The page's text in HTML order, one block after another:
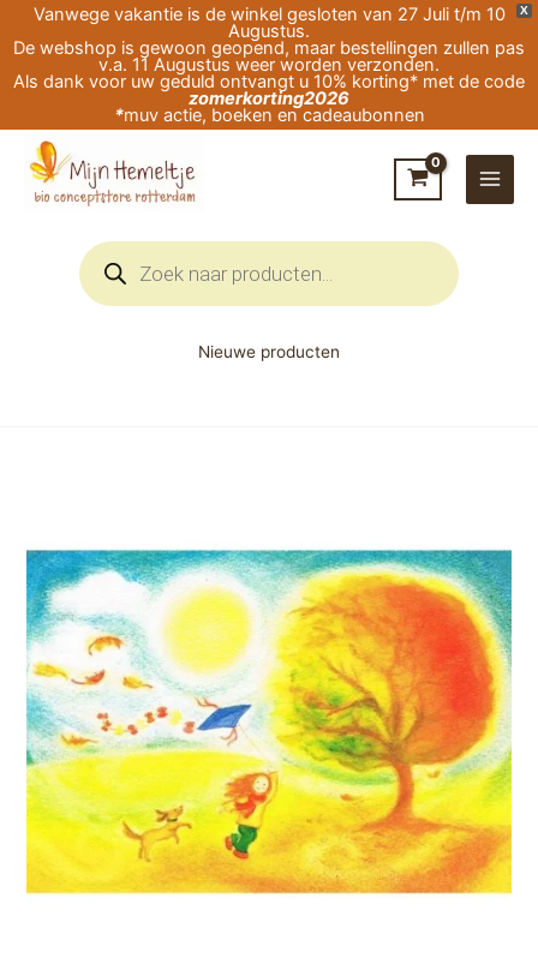
X
Vanwege vakantie is de winkel gesloten van 27 Juli t/m 10
Augustus.
De webshop is gewoon geopend, maar bestellingen zullen pas
v.a. 11 Augustus weer worden verzonden.
Als dank voor uw geduld ontvangt u 10% korting* met de code
zomerkorting2026
*muv actie, boeken en cadeaubonnen
naar
de
Producten
zoeken
Nieuwe producten